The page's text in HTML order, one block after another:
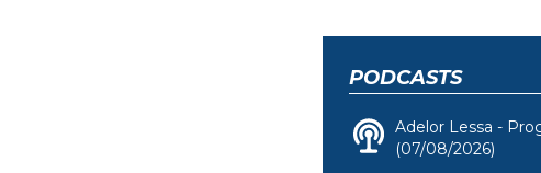
PODCASTS
Adelor Lessa -
(07/08/2026)